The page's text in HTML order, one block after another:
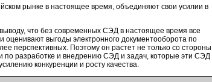
рынке в настоящее время, объединяют свои усилии в
что без современных СЭД в настоящее время все
оценивают выгоды электронного документооборота по
перспективных. Поэтому он растет не только со стороны
по разработке и внедрению СЭД и задач, которые эти СЭД
конкуренции и росту качества.